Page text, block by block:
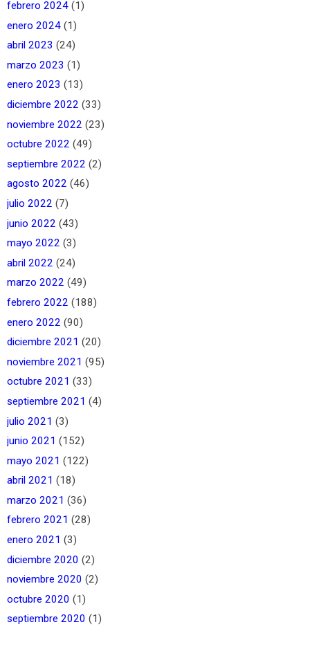
febrero 2024 (1)
enero 2024 (1)
abril 2023 (24)
marzo 2023 (1)
enero 2023 (13)
diciembre 2022 (33)
noviembre 2022 (23)
octubre 2022 (49)
septiembre 2022 (2)
agosto 2022 (46)
julio 2022 (7)
junio 2022 (43)
mayo 2022 (3)
abril 2022 (24)
marzo 2022 (49)
febrero 2022 (188)
enero 2022 (90)
diciembre 2021 (20)
noviembre 2021 (95)
octubre 2021 (33)
septiembre 2021 (4)
julio 2021 (3)
junio 2021 (152)
mayo 2021 (122)
abril 2021 (18)
marzo 2021 (36)
febrero 2021 (28)
enero 2021 (3)
diciembre 2020 (2)
noviembre 2020 (2)
octubre 2020 (1)
septiembre 2020 (1)